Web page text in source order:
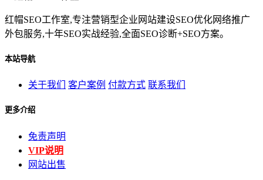
红帽SEO工作室,专注营销型企业网站建设SEO优化网络推广
外包服务,十年SEO实战经验,全面SEO诊断+SEO方案。
本站导航
关于我们 客户案例 付款方式 联系我们
更多介绍
免责声明
VIP说明
网站出售